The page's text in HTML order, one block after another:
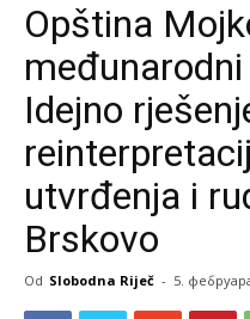
Opština
Idejno
utvrđenja i
Brskovo
Od Slobodna Riječ - 5.